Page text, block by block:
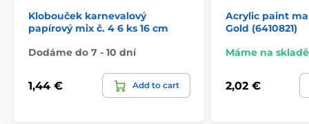
Klobouček karnevalový
papírový mix č. 4 6 ks 16 cm
Dodáme do 7 - 10 dní
1,44 € Add to cart
Acrylic paint
Gold (6410821)
Máme na skladě
2,02 €